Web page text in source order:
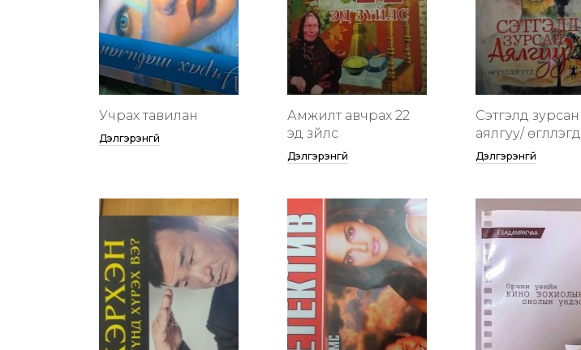
Учрах тавилан
Дэлгэрэнгүй
Амжилт авчрах 22
эд зүйлс
Дэлгэрэнгүй
Сэтгэлд зурсан
аялгуу/ өгүүллэгүүд
Дэлгэрэнгүй